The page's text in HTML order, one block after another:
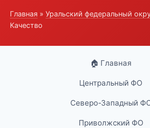
Главная » Уральский федеральный
Качество
🏠 Главная
Центральный ФО
Северо-Западный
Приволжский ФО